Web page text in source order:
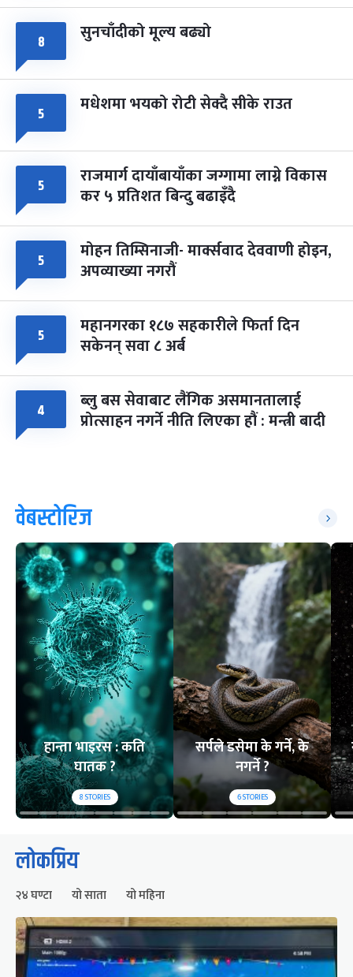
८ सुनचाँदीको मूल्य बढ्यो
५ मधेशमा भयको रोटी सेक्दै सीके राउत
५ राजमार्ग दायाँबायाँका जग्गामा लाग्ने विकास
कर ५ प्रतिशत बिन्दु बढाइँदै
५ मोहन तिम्सिनाजी- मार्क्सवाद देववाणी होइन,
अपव्याख्या नगरौं
५ महानगरका १८७ सहकारीले फिर्ता दिन
सकेनन् सवा ८ अर्ब
४ ब्लु बस सेवाबाट लैंगिक असमानतालाई
प्रोत्साहन नगर्ने नीति लिएका हौं : मन्त्री बादी
वेबस्टोरिज
हान्ता भाइरस : कति
घातक ?
8STORIES
सर्पले डसेमा के गर्ने, के
नगर्ने ?
6STORIES
लोकप्रिय
२४ घण्टा यो साता यो महिना